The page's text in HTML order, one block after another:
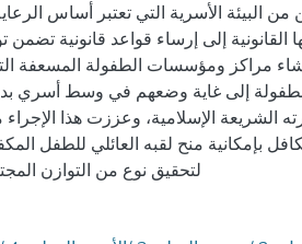
البيئة الأسرية التي تعتبر أساس
إلى إرساء قواعد قانونية تضمن
مراكز ومؤسسات الطفولة المسعفة
إلى غاية وضعهم في وسط أسري
الشريعة الإسلامية، وعززت هذا
بإمكانية منح لقبه العائلي للطفل
لتحقيق نوع من التوازن